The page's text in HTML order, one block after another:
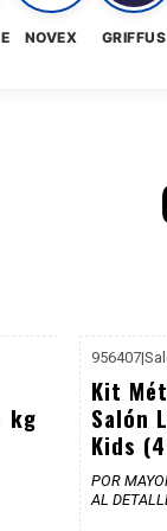
NOVEX GRIFFUS
kg
956407|
Kit
Salón
Kids
POR
AL